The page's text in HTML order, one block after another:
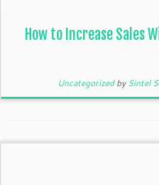
(English) How to Increase
UncategorizedbySintel